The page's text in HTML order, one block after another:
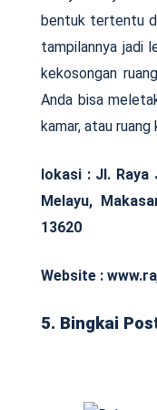
bentuk tertentu
tampilannya jadi
kekosongan
Anda bisa
kamar, atau ruang
lokasi : Jl. Raya
Melayu,
13620
Website :
5. Bingkai